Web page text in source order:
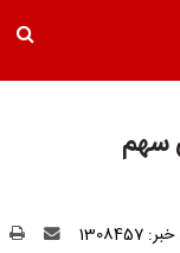
سهم
1308457